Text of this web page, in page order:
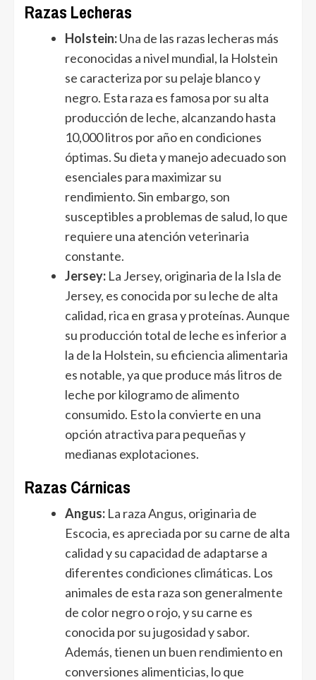
Razas Lecheras
Holstein:Una de las razas lecheras más
reconocidas a nivel mundial, la Holstein
se caracteriza por su pelaje blanco y
negro. Esta raza es famosa por su alta
producción de leche, alcanzando hasta
10,000 litros por año en condiciones
óptimas. Su dieta y manejo adecuado son
esenciales para maximizar su
rendimiento. Sin embargo, son
susceptibles a problemas de salud, lo que
requiere una atención veterinaria
constante.
Jersey: La Jersey, originaria de la Isla de
Jersey, es conocida por su leche de alta
calidad, rica en grasa y proteínas. Aunque
su producción total de leche es inferior a
la de la Holstein, su eficiencia alimentaria
es notable, ya que produce más litros de
leche por kilogramo de alimento
consumido. Esto la convierte en una
opción atractiva para pequeñas y
medianas explotaciones.
Razas Cárnicas
Angus: La raza Angus, originaria de
Escocia, es apreciada por su carne de alta
calidad y su capacidad de adaptarse a
diferentes condiciones climáticas. Los
animales de esta raza son generalmente
de color negro o rojo, y su carne es
conocida por su jugosidad y sabor.
Además, tienen un buen rendimiento en
conversiones alimenticias, lo que